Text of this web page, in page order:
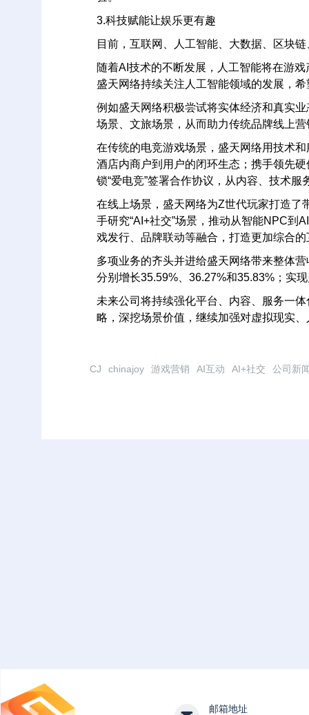
3.科技赋能让娱乐更有趣
目前，互联网、人工智能、大数据、区块
随着AI技术的不断发展，人工智能将在游
盛天网络持续关注人工智能领域的发展，
例如盛天网络积极尝试将实体经济和真实
场景、文旅场景，从而助力传统品牌线上
在传统的电竞游戏场景，盛天网络用技术
酒店内商户到用户的闭环生态；携手领先
锁“爱电竞”签署合作协议，从内容、技术
在线上场景，盛天网络为Z世代玩家打造了
手研究“AI+社交”场景，推动从智能NPC
戏发行、品牌联动等融合，打造更加综合
多项业务的齐头并进给盛天网络带来整体
分别增长35.59%、36.27%和35.83%；实
未来公司将持续强化平台、内容、服务一
略，深挖场景价值，继续加强对虚拟现实
CJ chinajoy 游戏营销 AI互动 AI+社交 公司新
邮箱地址